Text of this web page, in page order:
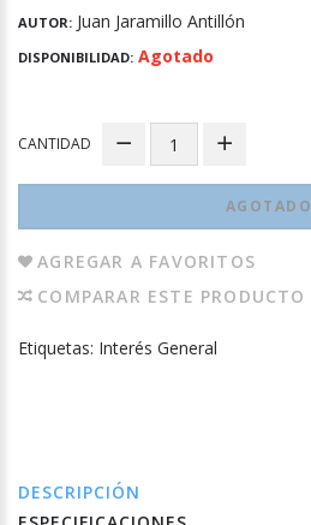
AUTOR: Juan Jaramillo Antillón
DISPONIBILIDAD: Agotado
CANTIDAD
AGOTADO
AGREGAR A FAVORITOS
COMPARAR ESTE PRODUCTO
Etiquetas: Interés General
DESCRIPCIÓN